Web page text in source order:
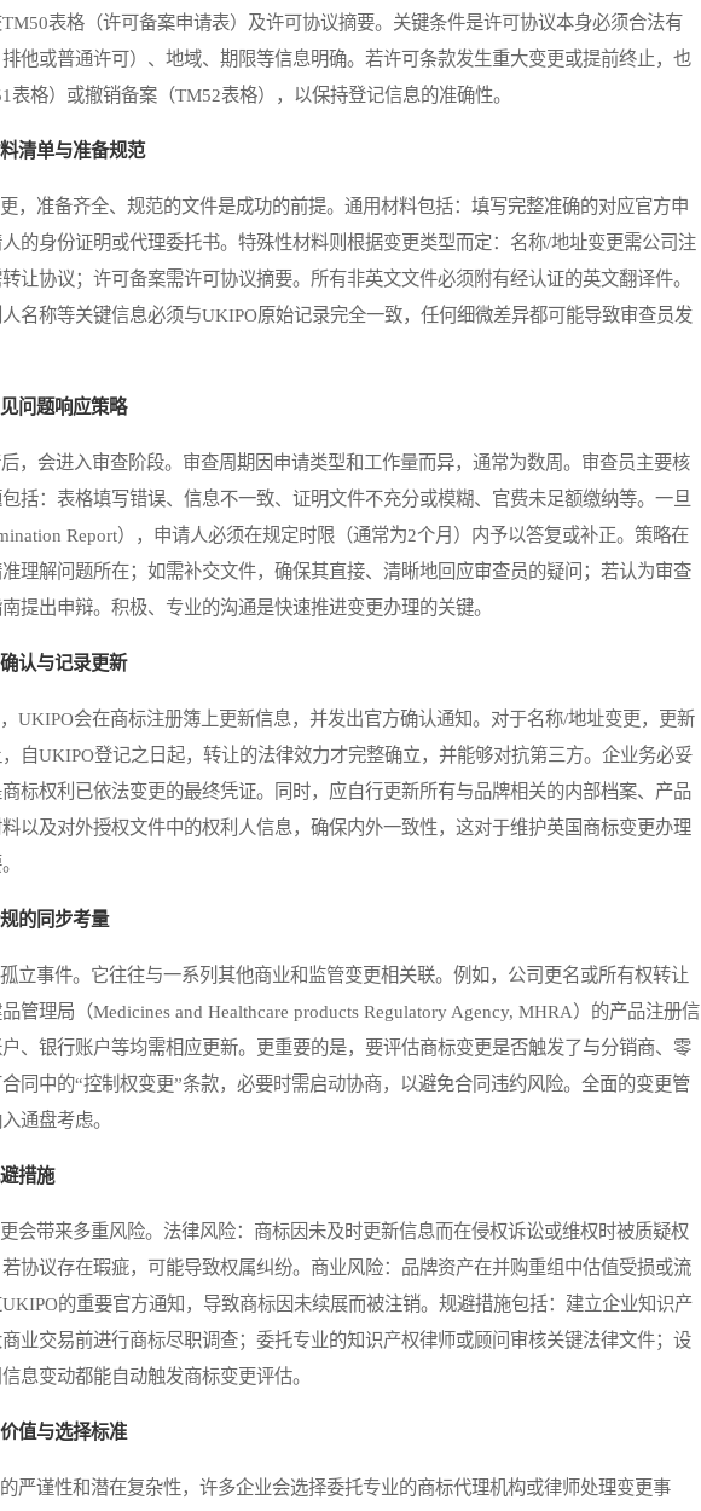
表格（许可备案申请表）及许可协议摘要。关键条件是许可协议本身必须合法有
他或普通许可）、地域、期限等信息明确。若许可条款发生重大变更或提前终止，也
表格）或撤销备案（TM52表格），以保持登记信息的准确性。
清单与准备规范
准备齐全、规范的文件是成功的前提。通用材料包括：填写完整准确的对应官方申
的身份证明或代理委托书。特殊性材料则根据变更类型而定：名称/地址变更需公司注
让协议；许可备案需许可协议摘要。所有非英文文件必须附有经认证的英文翻译件。
名称等关键信息必须与UKIPO原始记录完全一致，任何细微差异都可能导致审查员发
问题响应策略
会进入审查阶段。审查周期因申请类型和工作量而异，通常为数周。审查员主要核
括：表格填写错误、信息不一致、证明文件不充分或模糊、官费未足额缴纳等。一旦
Report），申请人必须在规定时限（通常为2个月）内予以答复或补正。策略在
理解问题所在；如需补交文件，确保其直接、清晰地回应审查员的疑问；若认为审查
提出申辩。积极、专业的沟通是快速推进变更办理的关键。
认与记录更新
会在商标注册簿上更新信息，并发出官方确认通知。对于名称/地址变更，更新
自UKIPO登记之日起，转让的法律效力才完整确立，并能够对抗第三方。企业务必妥
标权利已依法变更的最终凭证。同时，应自行更新所有与品牌相关的内部档案、产品
以及对外授权文件中的权利人信息，确保内外一致性，这对于维护英国商标变更办理
的同步考量
事件。它往往与一系列其他商业和监管变更相关联。例如，公司更名或所有权转让
管理局（Medicines and Healthcare products Regulatory Agency, MHRA）的产品注册信
、银行账户等均需相应更新。更重要的是，要评估商标变更是否触发了与分销商、零
同中的“控制权变更”条款，必要时需启动协商，以避免合同违约风险。全面的变更管
通盘考虑。
措施
带来多重风险。法律风险：商标因未及时更新信息而在侵权诉讼或维权时被质疑权
协议存在瑕疵，可能导致权属纠纷。商业风险：品牌资产在并购重组中估值受损或流
的重要官方通知，导致商标因未续展而被注销。规避措施包括：建立企业知识产
业交易前进行商标尽职调查；委托专业的知识产权律师或顾问审核关键法律文件；设
息变动都能自动触发商标变更评估。
值与选择标准
谨性和潜在复杂性，许多企业会选择委托专业的商标代理机构或律师处理变更事